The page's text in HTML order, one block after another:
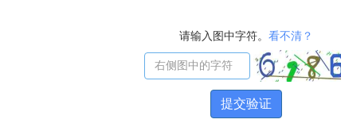
请输入图中字符。 看不清？
提交验证